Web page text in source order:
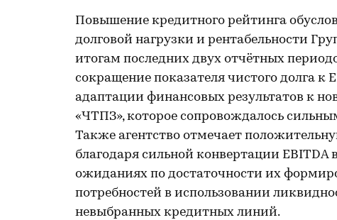
Повышение кредитного рейтинга
долговой нагрузки и рентабельности
итогам последних двух отчётных
сокращение показателя чистого долга к
адаптации финансовых результатов к
«ЧТПЗ», которое сопровождалось
Также агентство отмечает
благодаря сильной конвертации
ожиданиях по достаточности их
потребностей в использовании
невыбранных кредитных линий.